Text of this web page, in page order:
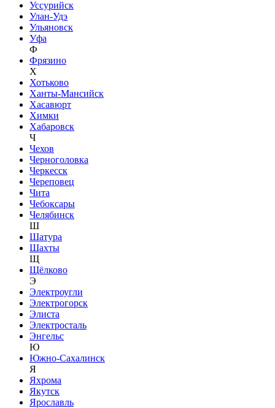
Уссурийск
Улан-Удэ
Ульяновск
Уфа
Ф
Фрязино
Х
Хотьково
Ханты-Мансийск
Хасавюрт
Химки
Хабаровск
Ч
Чехов
Черноголовка
Черкесск
Череповец
Чита
Чебоксары
Челябинск
Ш
Шатура
Шахты
Щ
Щёлково
Э
Электроугли
Электрогорск
Элиста
Электросталь
Энгельс
Ю
Южно-Сахалинск
Я
Яхрома
Якутск
Ярославль